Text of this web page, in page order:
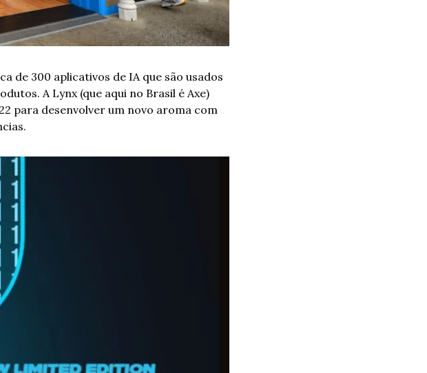
de 300 aplicativos de IA que são usados
A Lynx (que aqui no Brasil é Axe)
para desenvolver um novo aroma com